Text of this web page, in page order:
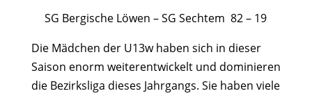
SG Bergische Löwen – SG Sechtem 82 – 19
Die Mädchen der U13w haben sich in dieser
Saison enorm weiterentwickelt und dominieren
die Bezirksliga dieses Jahrgangs. Sie haben viele